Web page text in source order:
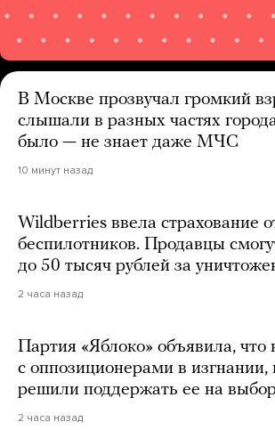
В Москве прозвучал громкий
слышали в разных частях
было — не знает даже МЧС
10 минут назад
Wildberries ввела страхование
беспилотников. Продавцы
до 50 тысяч рублей за
2 часа назад
Партия «Яблоко» объявила, что
с оппозиционерами в изгнании,
решили поддержать ее на
2 часа назад